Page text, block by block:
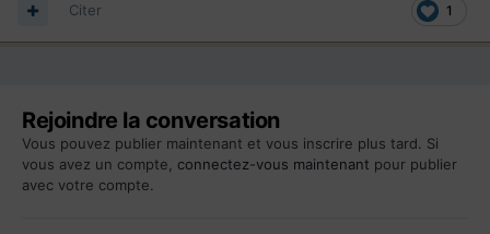
1
Citer
Rejoindre la conversation
Vous pouvez publier maintenant et vous inscrire plus tard. Si
vous avez un compte, connectez-vous maintenant pour publier
avec votre compte.